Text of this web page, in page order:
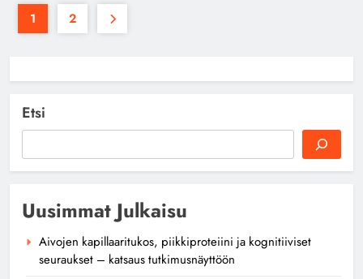
1 2
Etsi
Uusimmat Julkaisu
Aivojen kapillaaritukos, piikkiproteiini ja kognitiiviset
seuraukset – katsaus tutkimusnäyttöön